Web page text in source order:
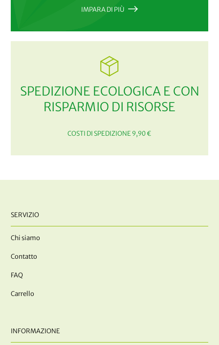
IMPARA DI PIÙ
SPEDIZIONE ECOLOGICA E CON
RISPARMIO DI RISORSE
COSTI DI SPEDIZIONE 9,90 €
SERVIZIO
Chi siamo
Contatto
FAQ
Carrello
INFORMAZIONE